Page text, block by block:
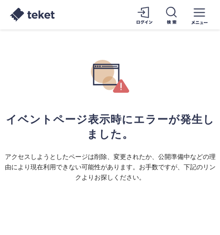
イベントページ表示時にエラーが発生し
ました。
アクセスしようとしたページは削除、変更されたか、公開準備中などの理
由により現在利用できない可能性があります。お手数ですが、下記のリン
クよりお探しください。